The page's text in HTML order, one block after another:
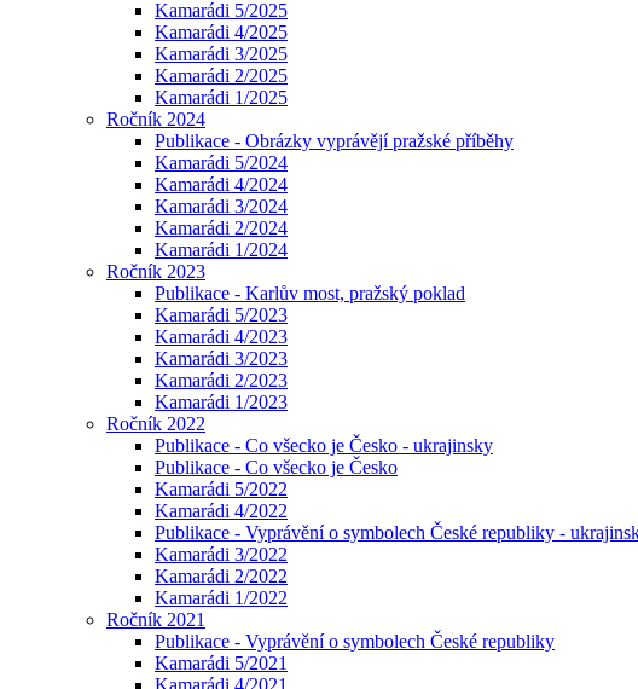
Kamarádi 5/2025
Kamarádi 4/2025
Kamarádi 3/2025
Kamarádi 2/2025
Kamarádi 1/2025
Ročník 2024
Publikace - Obrázky vyprávějí pražské příběhy
Kamarádi 5/2024
Kamarádi 4/2024
Kamarádi 3/2024
Kamarádi 2/2024
Kamarádi 1/2024
Ročník 2023
Publikace - Karlův most, pražský poklad
Kamarádi 5/2023
Kamarádi 4/2023
Kamarádi 3/2023
Kamarádi 2/2023
Kamarádi 1/2023
Ročník 2022
Publikace - Co všecko je Česko - ukrajinsky
Publikace - Co všecko je Česko
Kamarádi 5/2022
Kamarádi 4/2022
Publikace - Vyprávění o symbolech České republiky -
Kamarádi 3/2022
Kamarádi 2/2022
Kamarádi 1/2022
Ročník 2021
Publikace - Vyprávění o symbolech České republiky
Kamarádi 5/2021